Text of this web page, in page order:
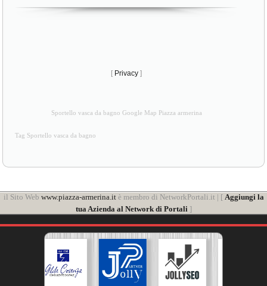
[ Privacy ]
Sportello vasca da bagno Google Map Piazza armerina
Tag Sportello vasca da bagno
il Sito Web www.piazza-armerina.itè membro di NetworkPortali.it | [ Aggiungi la
tua Azienda al Network di Portali ]